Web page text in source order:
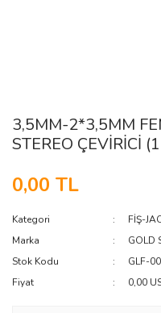
3,5MM-2*3,5MM
STEREO ÇEVİRİCİ
0,00 TL
Kategori
FİŞ-
Marka
GOLD
Stok Kodu
GLF-
Fiyat
0,00